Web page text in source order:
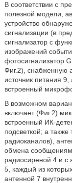
В соответствии с
полезной модели,
устройство
сигнализации (в
сигнализатор с
изображений
фотосигнализатор
Фиг.2), снабженную
источник питания
встроенный
В возможном
включает (Фиг.2)
встроенный ИК-
подсветкой; а
радиоканалов),
обмена
радиосиреной 4 и
5, каждый из
антенной 7